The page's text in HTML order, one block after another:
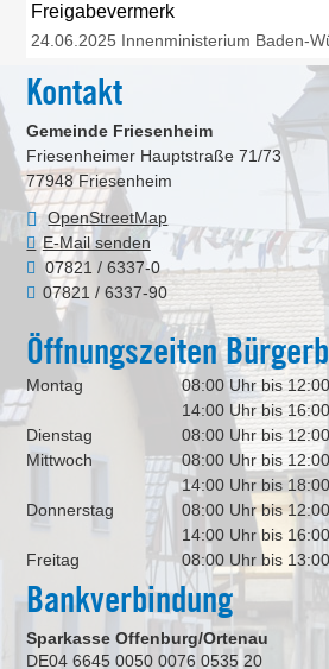
Freigabevermerk
24.06.2025 Innenministerium Baden-
Kontakt
Gemeinde Friesenheim
Friesenheimer Hauptstraße 71/73
77948 Friesenheim
OpenStreetMap
E-Mail senden
07821 / 6337-0
07821 / 6337-90
Öffnungszeiten
Montag
08:00 Uhr bis
14:00 Uhr bis
Dienstag
08:00 Uhr bis
Mittwoch
08:00 Uhr bis
14:00 Uhr bis
Donnerstag
08:00 Uhr bis
14:00 Uhr bis
Freitag
08:00 Uhr bis
Bankverbindung
Sparkasse Offenburg/Ortenau
DE04 6645 0050 0076 0535 20